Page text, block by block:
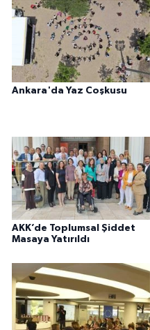
Ankara'da Yaz Coşkusu
AKK’de Toplumsal Şiddet
Masaya Yatırıldı